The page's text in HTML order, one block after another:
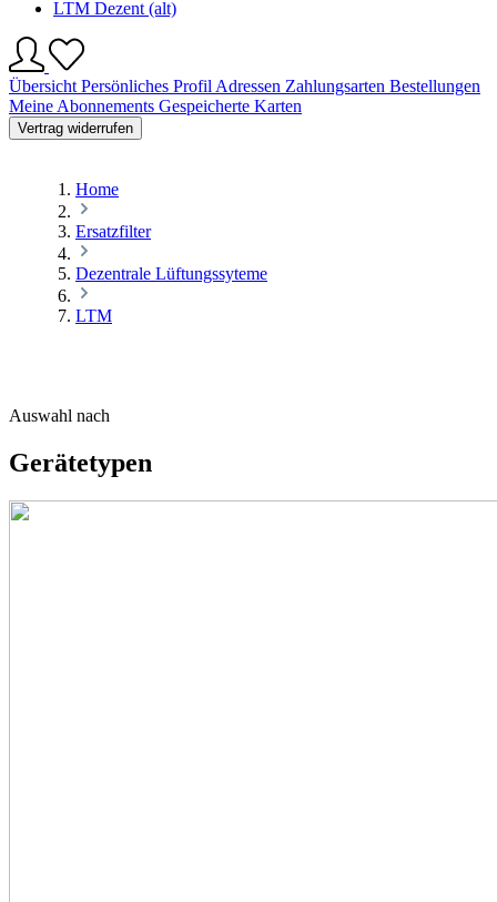
LTM Dezent (alt)
Übersicht Persönliches Profil Adressen Zahlungsarten Bestellungen
Meine Abonnements Gespeicherte Karten
Vertrag widerrufen
Home
Ersatzfilter
Dezentrale Lüftungssyteme
LTM
Auswahl nach
Gerätetypen